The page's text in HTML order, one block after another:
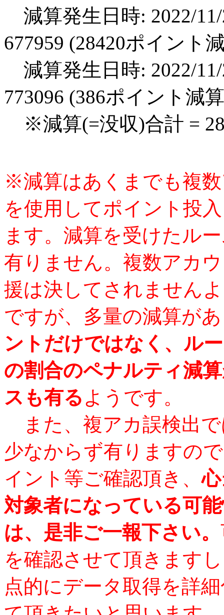
減算発生日時: 2022/
677959 (28420ポイント
減算発生日時: 2022/
773096 (386ポイント減
※減算(=没収)合計 =
※減算はあくまでも複
を使用してポイント投
ます。減算を受けたル
有りません。複数アカ
援は決してされません
ですが、多量の減算が
ントだけではなく、ル
の割合のペナルティ減
スも有る ようです。
また、複アカ誤検出
少なからず有りますの
イント等ご確認頂き、
対象者になっている可
は、是非ご一報下さい。
を確認させて頂きます
点的にデータ取得を詳